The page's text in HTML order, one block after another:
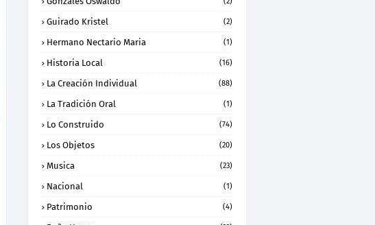
Guirado Kristel (2)
Hermano Nectario Maria (1)
Historia Local (16)
La Creación Individual (88)
La Tradición Oral (1)
Lo Construido (74)
Los Objetos (20)
Musica (23)
Nacional (1)
Patrimonio (4)